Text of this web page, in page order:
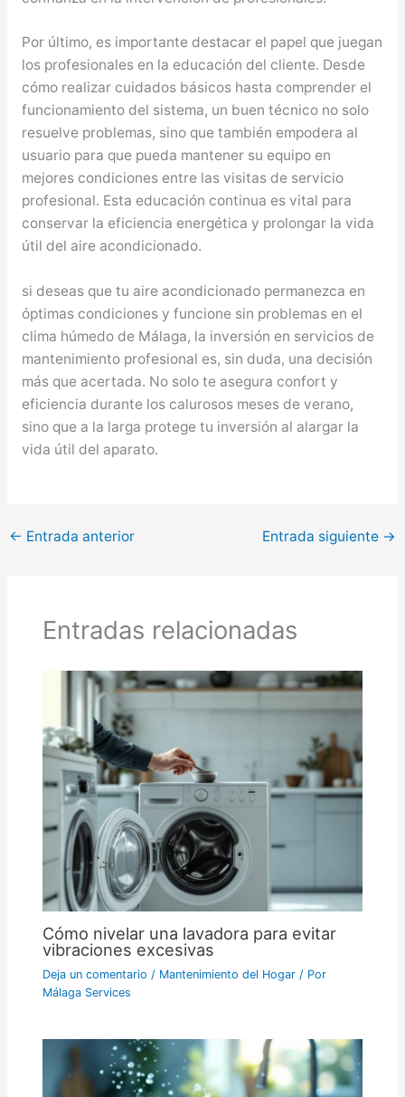
Por último, es importante destacar el papel que juegan
los profesionales en la educación del cliente. Desde
cómo realizar cuidados básicos hasta comprender el
funcionamiento del sistema, un buen técnico no solo
resuelve problemas, sino que también empodera al
usuario para que pueda mantener su equipo en
mejores condiciones entre las visitas de servicio
profesional. Esta educación continua es vital para
conservar la eficiencia energética y prolongar la vida
útil del aire acondicionado.
si deseas que tu aire acondicionado permanezca en
óptimas condiciones y funcione sin problemas en el
clima húmedo de Málaga, la inversión en servicios de
mantenimiento profesional es, sin duda, una decisión
más que acertada. No solo te asegura confort y
eficiencia durante los calurosos meses de verano,
sino que a la larga protege tu inversión al alargar la
vida útil del aparato.
← Entrada anterior Entrada siguiente →
Entradas relacionadas
Cómo nivelar una lavadora para evitar
vibraciones excesivas
Deja un comentario / Mantenimiento del Hogar / Por
Málaga Services